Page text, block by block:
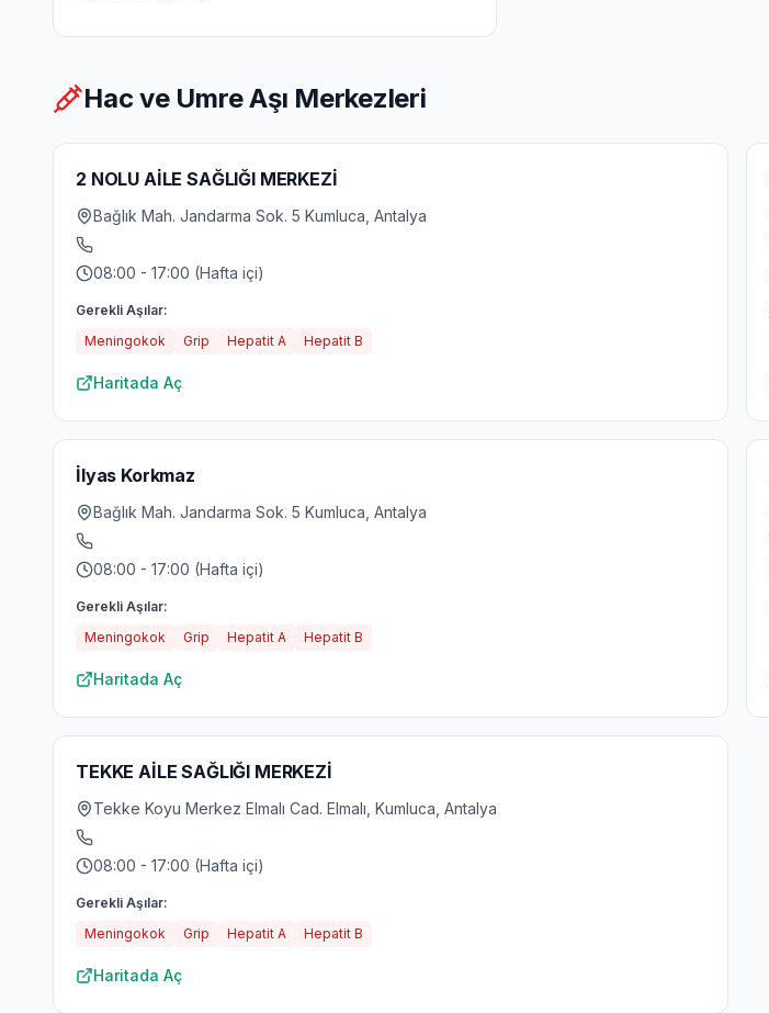
Hac ve Umre Aşı Merkezleri
2 NOLU AİLE SAĞLIĞI MERKEZİ
Bağlık Mah. Jandarma Sok. 5 Kumluca, Antalya
08:00 - 17:00 (Hafta içi)
Gerekli Aşılar:
Meningokok
Grip Hepatit A Hepatit B
Haritada Aç
İlyas Korkmaz
Bağlık Mah. Jandarma Sok. 5 Kumluca, Antalya
08:00 - 17:00 (Hafta içi)
Gerekli Aşılar:
Meningokok
Grip Hepatit A Hepatit B
Haritada Aç
TEKKE AİLE SAĞLIĞI MERKEZİ
Tekke Koyu Merkez Elmalı Cad. Elmalı, Kumluca, Antalya
08:00 - 17:00 (Hafta içi)
Gerekli Aşılar:
Meningokok
Grip Hepatit A Hepatit B
Haritada Aç